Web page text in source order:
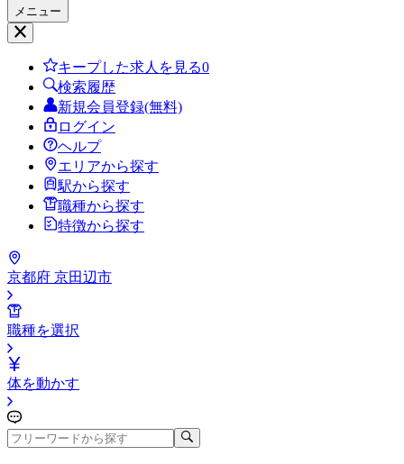
メニュー
キープした求人を見る0
検索履歴
新規会員登録(無料)
ログイン
ヘルプ
エリアから探す
駅から探す
職種から探す
特徴から探す
京都府 京田辺市
職種を選択
体を動かす